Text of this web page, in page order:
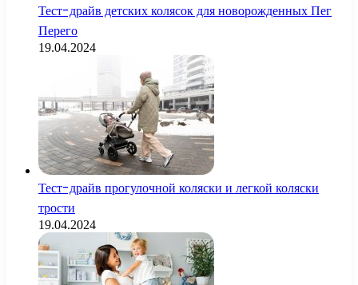
Тест-драйв детских колясок для новорожденных Пег
Перего
19.04.2024
Тест-драйв прогулочной коляски и легкой коляски
трости
19.04.2024